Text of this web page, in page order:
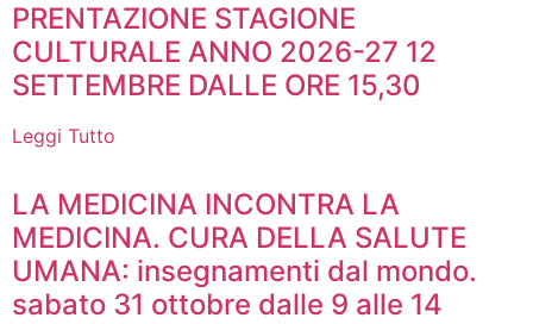
PRENTAZIONE STAGIONE
CULTURALE ANNO 2026-27 12
SETTEMBRE DALLE ORE 15,30
Leggi Tutto
LA MEDICINA INCONTRA LA
MEDICINA. CURA DELLA SALUTE
UMANA: insegnamenti dal mondo.
sabato 31 ottobre dalle 9 alle 14